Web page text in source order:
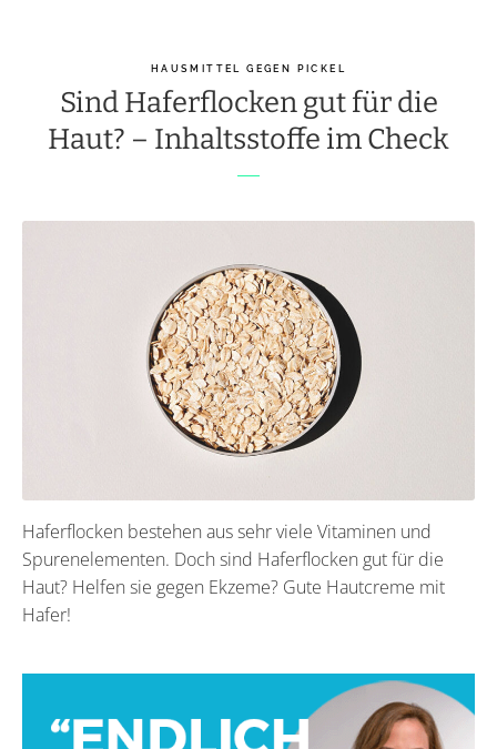
HAUSMITTEL GEGEN PICKEL
Sind Haferflocken gut für die
Haut? – Inhaltsstoffe im Check
Haferflocken bestehen aus sehr viele Vitaminen und
Spurenelementen. Doch sind Haferflocken gut für die
Haut? Helfen sie gegen Ekzeme? Gute Hautcreme mit
Hafer!